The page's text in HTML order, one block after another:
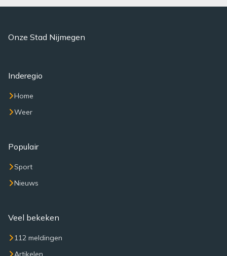
Onze Stad Nijmegen
Inderegio
Home
Weer
Populair
Sport
Nieuws
Veel bekeken
112 meldingen
Artikelen